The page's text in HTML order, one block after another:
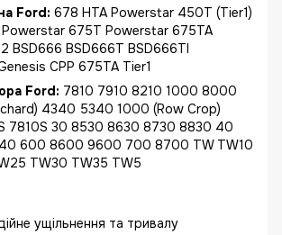
Ford: 678 HTA Powerstar 450T (Tier1)
675T Powerstar 675TA
BSD666 BSD666T BSD666TI
CPP 675TA Tier1
Ford: 7810 7910 8210 1000 8000
4340 5340 1000 (Row Crop)
7810S 30 8530 8630 8730 8830 40
600 8600 9600 700 8700 TW TW10
TW30 TW35 TW5
ущільнення та тривалу